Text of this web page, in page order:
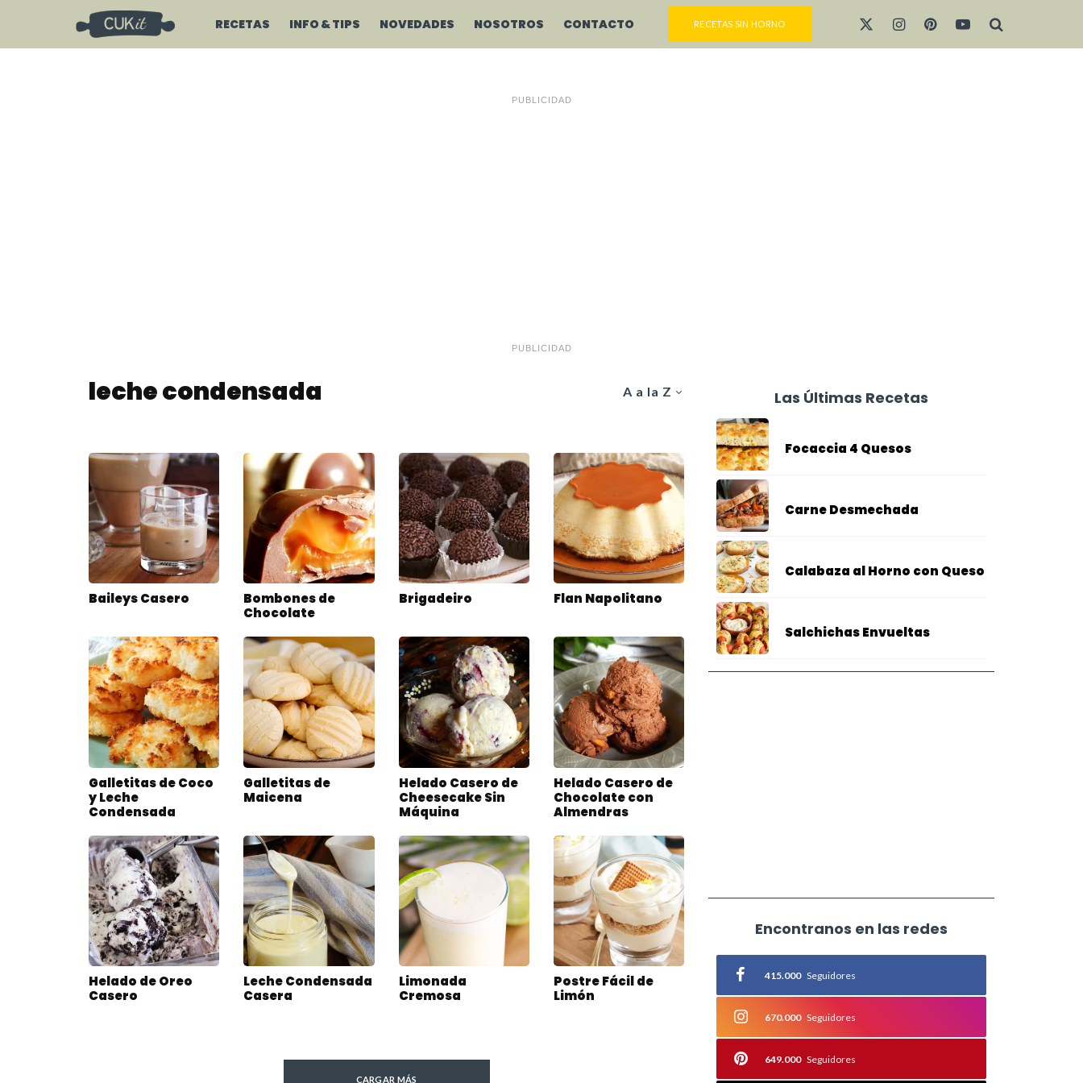
RECETAS INFO & TIPS NOVEDADES NOSOTROS CONTACTO RECETAS SIN HORNO
PUBLICIDAD
PUBLICIDAD
A a la Z
leche condensada
Baileys Casero
Bombones de
Chocolate
Brigadeiro Flan Napolitano
Galletitas de Coco
y Leche
Condensada
Galletitas de
Maicena
Helado Casero de
Cheesecake Sin
Máquina
Helado Casero de
Chocolate con
Almendras
Helado de Oreo
Casero
Leche Condensada
Casera
Limonada
Cremosa
Postre Fácil de
Limón
CARGAR MÁS
Las Últimas Recetas
Focaccia 4 Quesos
Carne Desmechada
Calabaza al Horno con Queso
Salchichas Envueltas
Encontranos en las redes
415.000 Seguidores
670.000 Seguidores
649.000 Seguidores